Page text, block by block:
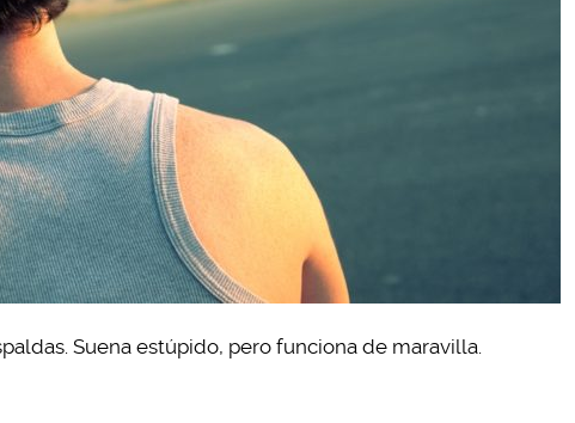
Suena estúpido, pero funciona de maravilla.